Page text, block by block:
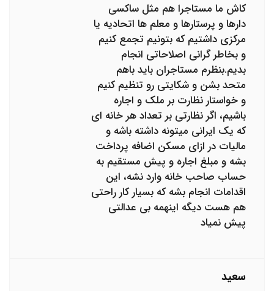
کاش ما مستاجرا هم مثل ساکسی
دارها و پرستارها و معلم ها اتحادیه یا
مرکزی داشتیم که بتونیم تجمع کنیم
و بخاطر گرانی اصلاحاتی انجام
بدیم.بنظرم مستاجران باید باهم
متحد بشن و شکایتی رو تنظیم کنیم
و خواستار نظارت بر ملک و اجاره
باشیم، اگر نظارتی بر تعداد هر خانه ای
که یک ایرانی میتونه داشته باشه و
مالیات در ازای مسکن اضافه پرداخت
بشه و مبلغ اجاره و پیش مستقیم به
حساب صاحب خانه وارد نشه، این
اقدامات انجام بشه که بسیار کار راحتی
هم هست دیگه اینهمه بی عدالتی
پیش نمیاد
سعید